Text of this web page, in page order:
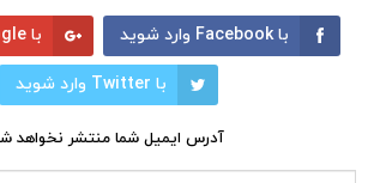
با Facebook وارد شوید با Google وارد شوید
با Twitter وارد شوید
آدرس ایمیل شما منتشر نخواهد